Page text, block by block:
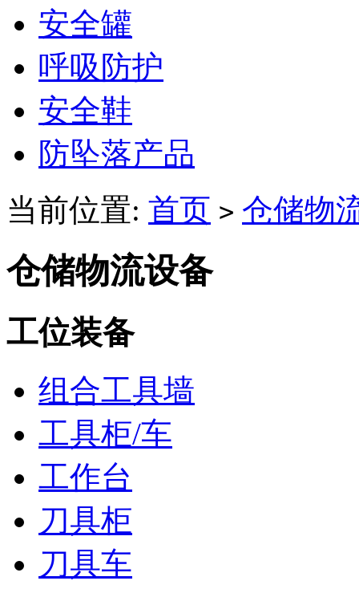
安全罐
呼吸防护
安全鞋
防坠落产品
当前位置: 首页 > 仓储物
仓储物流设备
工位装备
组合工具墙
工具柜/车
工作台
刀具柜
刀具车